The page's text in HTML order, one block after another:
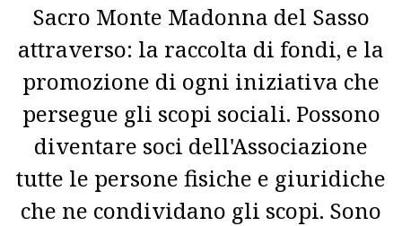
Sacro Monte Madonna del Sasso
attraverso: la raccolta di fondi, e la
promozione di ogni iniziativa che
persegue gli scopi sociali. Possono
diventare soci dell'Associazione
tutte le persone fisiche e giuridiche
che ne condividano gli scopi. Sono